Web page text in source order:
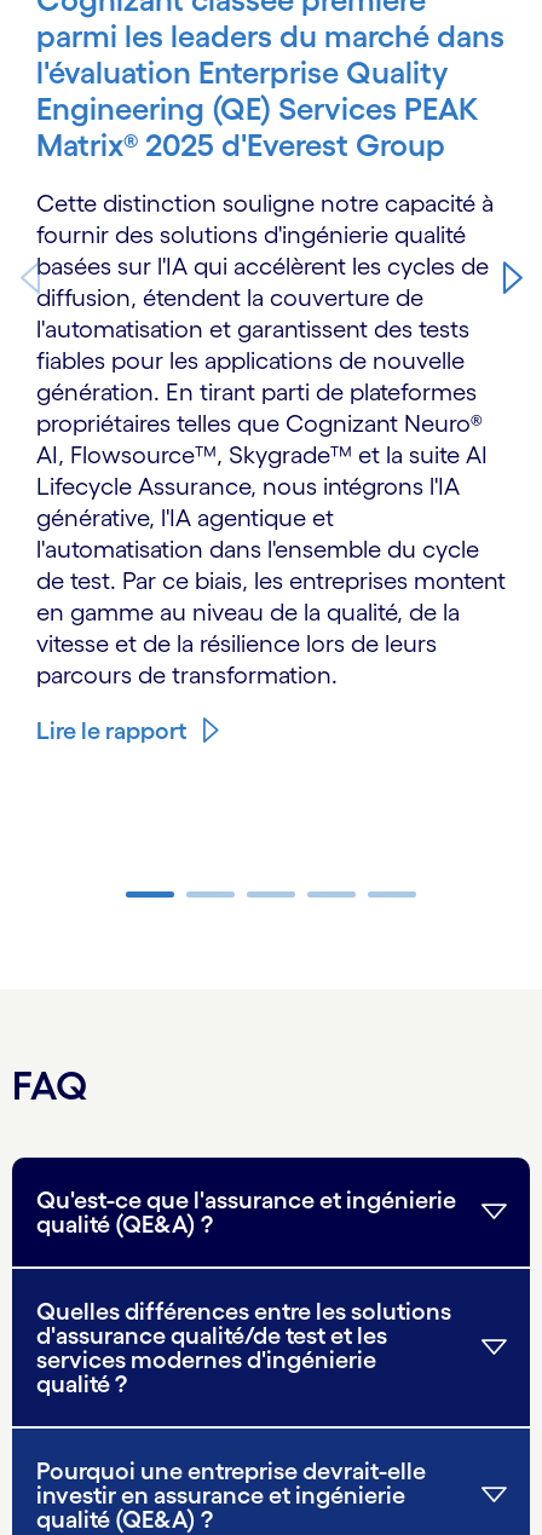
parmi les leaders du marché dans
l'évaluation Enterprise Quality
Engineering (QE) Services PEAK
Matrix® 2025 d'Everest Group
Cette distinction souligne notre capacité à
fournir des solutions d'ingénierie qualité
basées sur l'IA qui accélèrent les cycles de
diffusion, étendent la couverture de
l'automatisation et garantissent des tests
fiables pour les applications de nouvelle
génération. En tirant parti de plateformes
propriétaires telles que Cognizant Neuro®
AI, Flowsource™, Skygrade™ et la suite AI
Lifecycle Assurance, nous intégrons l'IA
générative, l'IA agentique et
l'automatisation dans l'ensemble du cycle
de test. Par ce biais, les entreprises montent
en gamme au niveau de la qualité, de la
vitesse et de la résilience lors de leurs
parcours de transformation.
Lire le rapport
FAQ
Qu'est-ce que l'assurance et ingénierie
qualité (QE&A) ?
Quelles différences entre les solutions
d'assurance qualité/de test et les
services modernes d'ingénierie
qualité ?
Pourquoi une entreprise devrait-elle
investir en assurance et ingénierie
qualité (QE&A) ?